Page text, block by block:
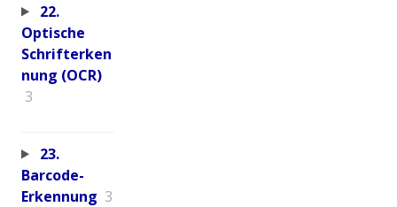
22.
Optische
Schrifterken
nung (OCR)
3
23.
Barcode-
Erkennung 3